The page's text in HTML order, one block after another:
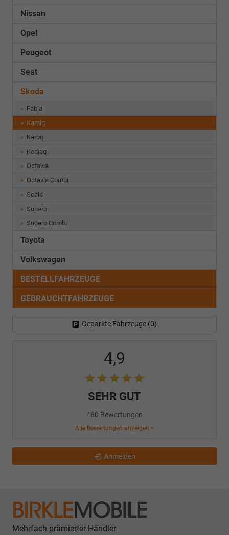
Nissan
Opel
Peugeot
Seat
Skoda
Fabia
Kamiq
Karoq
Kodiaq
Octavia
Octavia Combi
Scala
Superb
Superb Combi
Toyota
Volkswagen
BESTELLFAHRZEUGE
GEBRAUCHTFAHRZEUGE
Geparkte Fahrzeuge (0)
4,9
SEHR GUT
480 Bewertungen
Alle Bewertungen anzeigen >
Anmelden
Mehrfach prämierter Händler